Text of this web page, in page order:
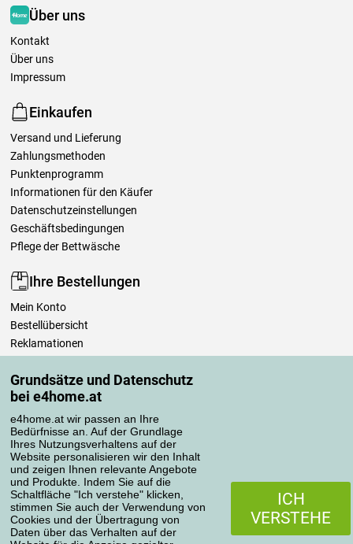
Grundsätze und Datenschutz
bei e4home.at
e4home.at wir passen an Ihre
Bedürfnisse an. Auf der Grundlage
Ihres Nutzungsverhaltens auf der
Website personalisieren wir den Inhalt
und zeigen Ihnen relevante Angebote
und Produkte. Indem Sie auf die
Schaltfläche "Ich verstehe" klicken,
stimmen Sie auch der Verwendung von
Cookies und der Übertragung von
Daten über das Verhalten auf der
ICH
VERSTEHE
Über uns
Kontakt
Über uns
Impressum
Einkaufen
Versand und Lieferung
Zahlungsmethoden
Punktenprogramm
Informationen für den Käufer
Datenschutzeinstellungen
Geschäftsbedingungen
Pflege der Bettwäsche
Ihre Bestellungen
Mein Konto
Bestellübersicht
Reklamationen
Einfach mehr wissen
Richtlinien zur Verarbeitung von Bewertungen
Transportarten
Zahlungsmethoden